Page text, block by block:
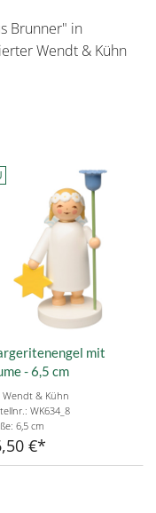
Brunner" in
Wendt & Kühn
mit
- 6,5 cm
Wendt & Kühn
WK634_8
6,5 cm
€